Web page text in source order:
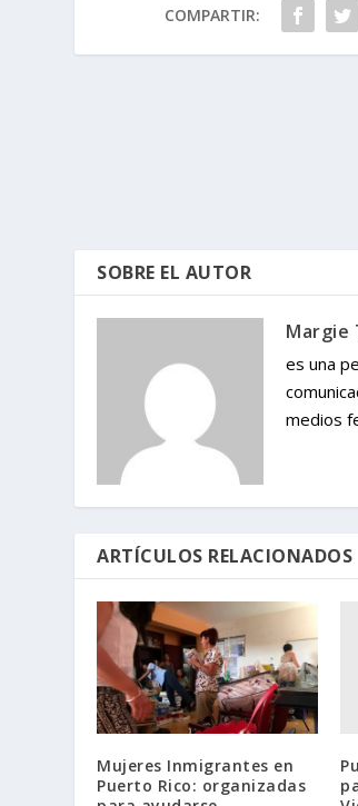
COMPARTIR:
SOBRE EL AUTOR
Margie
es una
medios
ARTÍCULOS RELACIONADOS
Mujeres Inmigrantes en
Puerto Rico: organizadas